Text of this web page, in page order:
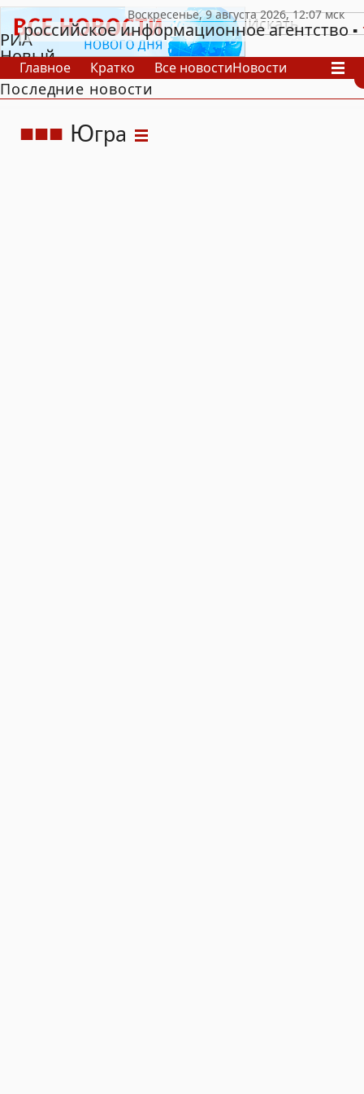
РИА
Новый
День
российское информационное агентство
Главное Кратко Все новостиНовости
В России
В мире
Последние новости
Югра